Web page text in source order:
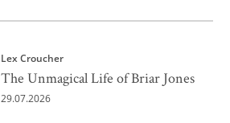
Lex Croucher
The Unmagical Life of Briar Jones
29.07.2026